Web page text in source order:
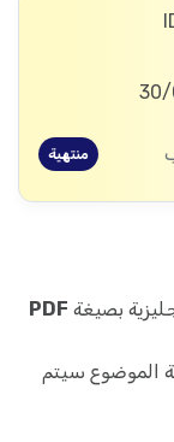
منتهية
بصيغة PDF
الموضوع سيتم